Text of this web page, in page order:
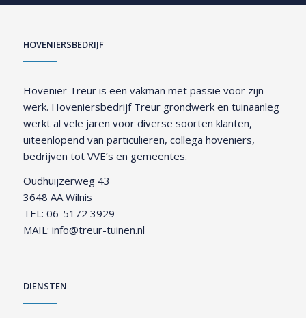
HOVENIERSBEDRIJF
Hovenier Treur is een vakman met passie voor zijn
werk. Hoveniersbedrijf Treur grondwerk en tuinaanleg
werkt al vele jaren voor diverse soorten klanten,
uiteenlopend van particulieren, collega hoveniers,
bedrijven tot VVE’s en gemeentes.
Oudhuijzerweg 43
3648 AA Wilnis
TEL: 06-5172 3929
MAIL: info@treur-tuinen.nl
DIENSTEN